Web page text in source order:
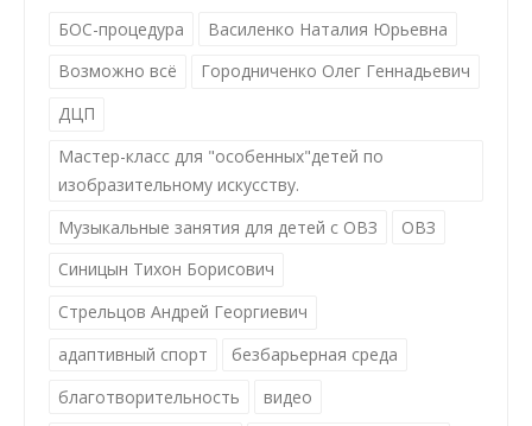
БОС-процедура
Василенко Наталия Юрьевна
Возможно всё
Городниченко Олег Геннадьевич
ДЦП
Мастер-класс для "особенных"детей по
изобразительному искусству.
Музыкальные занятия для детей с ОВЗ
ОВЗ
Синицын Тихон Борисович
Стрельцов Андрей Георгиевич
адаптивный спорт
безбарьерная среда
благотворительность
видео